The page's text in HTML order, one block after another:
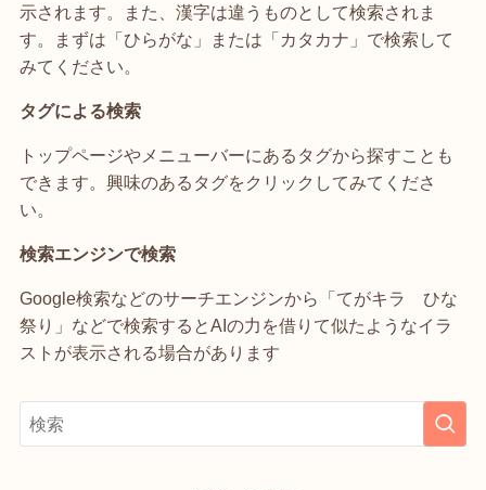
示されます。また、漢字は違うものとして検索されま
す。まずは「ひらがな」または「カタカナ」で検索して
みてください。
タグによる検索
トップページやメニューバーにあるタグから探すことも
できます。興味のあるタグをクリックしてみてくださ
い。
検索エンジンで検索
Google検索などのサーチエンジンから「てがキラ ひな
祭り」などで検索するとAIの力を借りて似たようなイラ
ストが表示される場合があります